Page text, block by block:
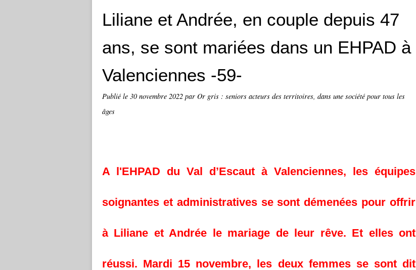
Liliane et Andrée, en couple depuis 47
ans, se sont mariées dans un EHPAD à
Valenciennes -59-
Publié le 30 novembre 2022 par Or gris : seniors acteurs des territoires, dans une société pour tous les
âges
A l'EHPAD du Val d’Escaut à Valenciennes, les équipes
soignantes et administratives se sont démenées pour offrir
à Liliane et Andrée le mariage de leur rêve. Et elles ont
réussi. Mardi 15 novembre, les deux femmes se sont dit